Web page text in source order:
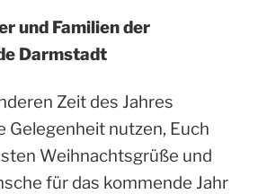
und Familien der
Darmstadt
Zeit des Jahres
Gelegenheit nutzen, Euch
Weihnachtsgrüße und
für das kommende Jahr